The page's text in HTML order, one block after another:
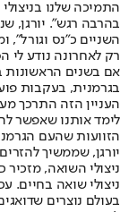
התמיכה שלנו
בהרבה רגש". יורגן,
השניים כ"נס וגורל",
רק לאחרונה נודע לי
אם בשנים הראשונות
בגרמנית, בעקבות
העניין הזה התרכך
לימד אותנו שאפשר
הזוועות שהעם
יורגן, שממשיך
ניצולי השואה, מזכיר
ניצולי שואה בחיים.
בעולם נוצרים